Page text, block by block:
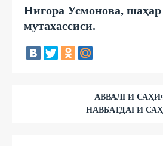
Нигора Усмонова,
мутахассиси.
АВВАЛГИ
НАВБАТДАГИ